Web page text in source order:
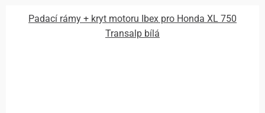
Padací rámy + kryt motoru Ibex pro Honda XL 750
Transalp bílá